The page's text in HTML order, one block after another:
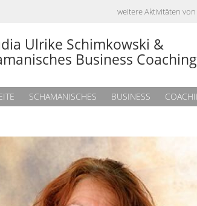
weitere Aktivitäten von
Ulrike Schimkowski &
Business Coaching
SCHAMANISCHES BUSINESS